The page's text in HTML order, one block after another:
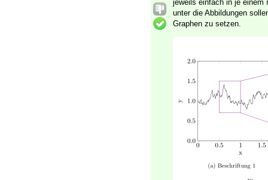
jeweils einfach in je einem
unter die Abbildungen
Graphen zu setzen.